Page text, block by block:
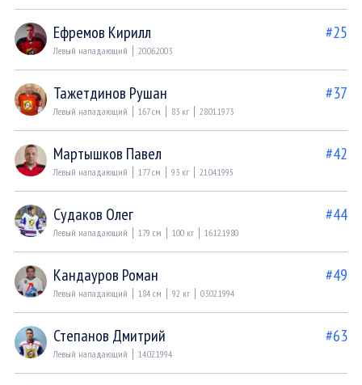
Ефремов Кирилл #25
Левый нападающий 20.06.2003
Тажетдинов Рушан #37
Левый нападающий 167 см 83 кг 28.01.1973
Мартышков Павел #42
Левый нападающий 177 см 93 кг 21.04.1995
Судаков Олег #44
Левый нападающий 179 см 100 кг 16.12.1980
Кандауров Роман #49
Левый нападающий 184 см 92 кг 03.02.1994
Степанов Дмитрий #63
Левый нападающий 14.02.1994